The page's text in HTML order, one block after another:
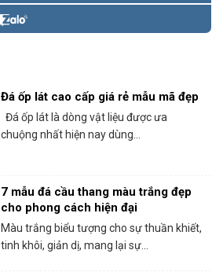
Đá ốp lát cao cấp giá rẻ mẫu mã đẹp
Đá ốp lát là dòng vật liệu được ưa
chuộng nhất hiện nay dùng...
7 mẫu đá cầu thang màu trắng đẹp
cho phong cách hiện đại
Màu trắng biểu tượng cho sự thuần khiết,
tinh khôi, giản dị, mang lại sự...